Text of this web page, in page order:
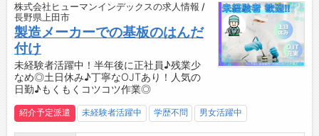
◇世界の産業を支える電子基板メーカー◎
・最先端の技術と製品で、国内外のさまざまな
・「ものづくり」で未来を切り拓く仲間を募集
しています！
◇働きやすい環境で、長く安定して働けます♪
・ライフスタイルに合わせた働き方ができ、キ
株式会社ヒューマンインデックスの求人情報 /
長野県上田市
製造メーカーでの基板のはんだ
付け
未経験者活躍中！半年後に正社員♪残業少
なめ◎土日休み♪丁寧なOJTあり！人気の
日勤♪もくもくコツコツ作業◎
紹介予定派遣 未経験者活躍中 学歴不問 男女活躍中